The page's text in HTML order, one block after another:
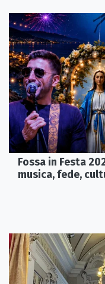
Fossa in Festa
musica, fede,